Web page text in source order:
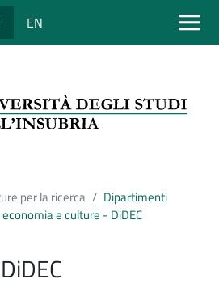
EN
per la ricerca
Dipartimenti
e culture - DiDEC